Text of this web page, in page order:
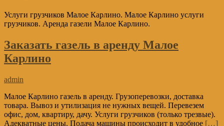
Услуги грузчиков Малое Карлино. Малое Карлино услуги
грузчиков. Аренда газели Малое Карлино.
Заказать газель в аренду Малое
Карлино
admin
Малое Карлино газель в аренду. Грузоперевозки, доставка
товара. Вывоз и утилизация не нужных вещей. Перевезем
офис, дом, квартиру, дачу. Услуги грузчиков (только трезвые).
Адекватные цены. Подача машины происходит в удобное […]